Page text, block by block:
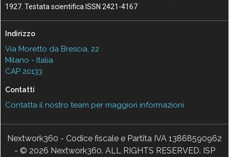
1927. Testata scientifica ISSN 2421-4167
Indirizzo
Via Moretto da Brescia, 22
Milano - Italia
CAP 20133
Contatti
Contatta il nostro team per maggiori informazioni
Nextwork360 - Codice fiscale e Partita IVA 13868590962
- © 2026 Nextwork360. ALL RIGHTS RESERVED. ISP